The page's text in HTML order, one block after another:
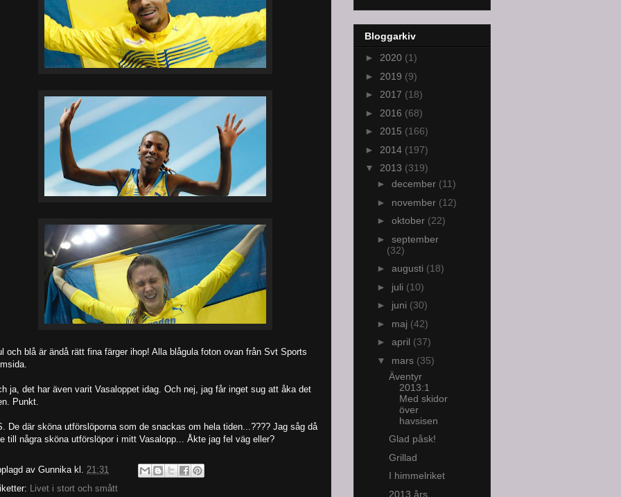
och blå är ändå rätt fina färger ihop! Alla blågula foton ovan från Svt Sports
ja, det har även varit Vasaloppet idag. Och nej, jag får inget sug att åka det
Punkt.
De där sköna utförslöporna som de snackas om hela tiden...???? Jag såg då
till några sköna utförslöpor i mitt Vasalopp... Åkte jag fel väg eller?
av Gunnika kl. 21:31
Livet i stort och smått
Bloggarkiv
► 2020 (1)
► 2019 (9)
► 2017 (18)
► 2016 (68)
► 2015 (166)
► 2014 (197)
▼ 2013 (319)
► december (11)
► november (12)
► oktober (22)
► september
(32)
► augusti (18)
► juli (10)
► juni (30)
► maj (42)
► april (37)
▼ mars (35)
Äventyr
2013:1
Med skidor
över
havsisen
Glad påsk!
Grillad
I himmelriket
2013 års